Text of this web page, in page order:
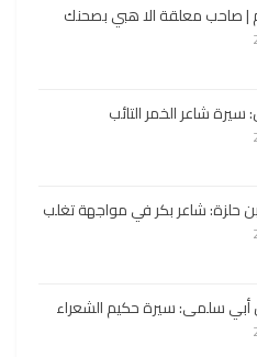
| صاحب معلقة الا هبي بصحنك
سيرة شاعر الخمر التائب
حلزة: شاعر بكر في مواجهة تغلب
أبي سلمى: سيرة حكيم الشعراء